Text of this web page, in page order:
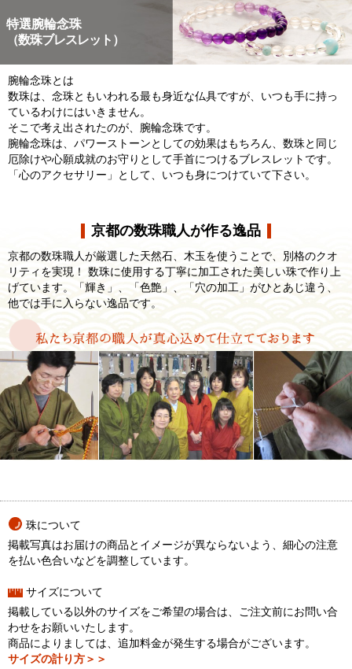
特選腕輪念珠
（数珠ブレスレット）
腕輪念珠とは
数珠は、念珠ともいわれる最も身近な仏具ですが、いつも手に持っ
ているわけにはいきません。
そこで考え出されたのが、腕輪念珠です。
腕輪念珠は、パワーストーンとしての効果はもちろん、数珠と同じ
厄除けや心願成就のお守りとして手首につけるブレスレットです。
「心のアクセサリー」として、いつも身につけていて下さい。
京都の数珠職人が作る逸品
京都の数珠職人が厳選した天然石、木玉を使うことで、別格のクオ
リティを実現！ 数珠に使用する丁寧に加工された美しい珠で作り上
げています。「輝き」、「色艶」、「穴の加工」がひとあじ違う、
他では手に入らない逸品です。
珠について
掲載写真はお届けの商品とイメージが異ならないよう、細心の注意
を払い色合いなどを調整しています。
サイズについて
掲載している以外のサイズをご希望の場合は、ご注文前にお問い合
わせをお願いいたします。
商品によりましては、追加料金が発生する場合がございます。
サイズの計り方＞＞